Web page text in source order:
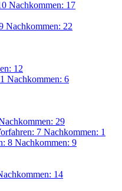
Nachkommen: 17
Nachkommen: 22
12
Nachkommen: 6
29
7 Nachkommen: 1
8 Nachkommen: 9
14